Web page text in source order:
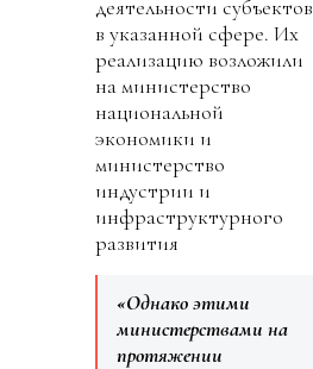
деятельности субъектов
в указанной сфере. Их
реализацию возложили
на министерство
национальной
экономики и
министерство
индустрии и
инфраструктурного
развития
«Однако этими
министерствами на
протяжении